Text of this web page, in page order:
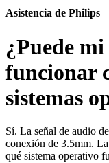
Asistencia de Philips
¿Puede
funcionar
sistemas
Sí. La señal de audio
conexión de 3.5mm.
qué sistema operativo